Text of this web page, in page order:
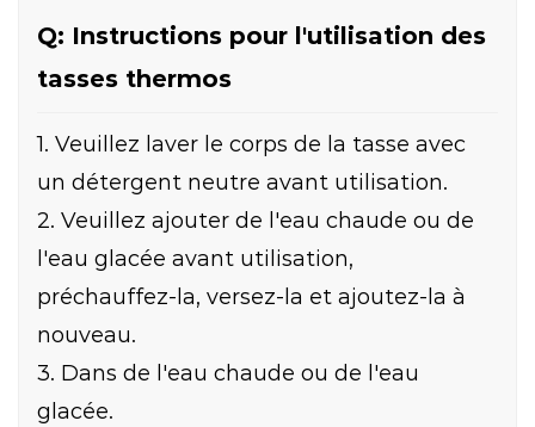
Q: Instructions pour l'utilisation des
tasses thermos
1. Veuillez laver le corps de la tasse avec
un détergent neutre avant utilisation.
2. Veuillez ajouter de l'eau chaude ou de
l'eau glacée avant utilisation,
préchauffez-la, versez-la et ajoutez-la à
nouveau.
3. Dans de l'eau chaude ou de l'eau
glacée.